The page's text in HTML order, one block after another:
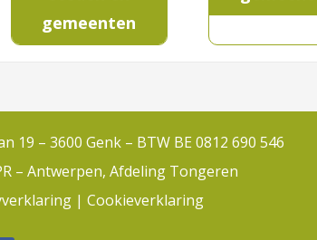
gemeenten
– 3600 Genk – BTW BE 0812 690 546
– Antwerpen, Afdeling Tongeren
| Cookieverklaring